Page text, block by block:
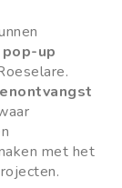
pop-up
met het